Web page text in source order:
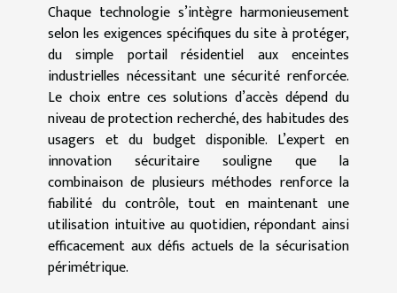
Chaque technologie s’intègre harmonieusement
selon les exigences spécifiques du site à protéger,
du simple portail résidentiel aux enceintes
industrielles nécessitant une sécurité renforcée.
Le choix entre ces solutions d’accès dépend du
niveau de protection recherché, des habitudes des
usagers et du budget disponible. L’expert en
innovation sécuritaire souligne que la
combinaison de plusieurs méthodes renforce la
fiabilité du contrôle, tout en maintenant une
utilisation intuitive au quotidien, répondant ainsi
efficacement aux défis actuels de la sécurisation
périmétrique.